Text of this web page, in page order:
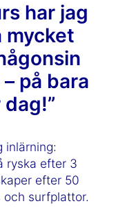
har jag
mycket
på bara
inlärning:
ryska efter 3
efter 50
och surfplattor.